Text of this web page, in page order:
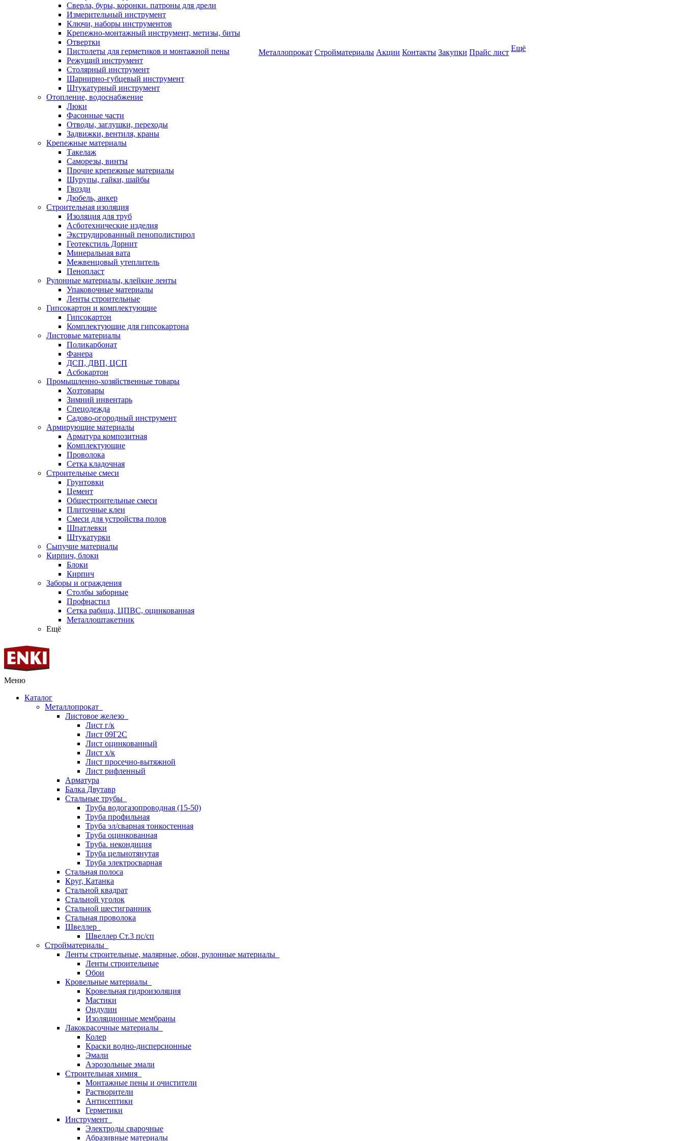
Сверла, буры, коронки. патроны для дрели
Измерительный инструмент
Ключи, наборы инструментов
Крепежно-монтажный инструмент, метизы, биты
Отвертки
Пистолеты для герметиков и монтажной пены
Режущий инструмент
Столярный инструмент
Шарнирно-губцевый инструмент
Штукатурный инструмент
Отопление, водоснабжение
Люки
Фасонные части
Отводы, заглушки, переходы
Задвижки, вентиля, краны
Крепежные материалы
Такелаж
Саморезы, винты
Прочие крепежные материалы
Шурупы, гайки, шайбы
Гвозди
Дюбель, анкер
Строительная изоляция
Изоляция для труб
Асботехнические изделия
Экструдированный пенополистирол
Геотекстиль Дорнит
Минеральная вата
Межвенцовый утеплитель
Пенопласт
Рулонные материалы, клейкие ленты
Упаковочные материалы
Ленты строительные
Гипсокартон и комплектующие
Гипсокартон
Комплектующие для гипсокартона
Листовые материалы
Поликарбонат
Фанера
ДСП, ДВП, ЦСП
Асбокартон
Промышленно-хозяйственные товары
Хозтовары
Зимний инвентарь
Спецодежда
Садово-огородный инструмент
Армирующие материалы
Арматура композитная
Комплектующие
Проволока
Сетка кладочная
Строительные смеси
Грунтовки
Цемент
Общестроительные смеси
Плиточные клеи
Смеси для устройства полов
Шпатлевки
Штукатурки
Сыпучие материалы
Кирпич, блоки
Блоки
Кирпич
Заборы и ограждения
Столбы заборные
Профнастил
Сетка рабица, ЦПВС, оцинкованная
Металлоштакетник
Ещё
Металлопрокат Стройматериалы Акции Контакты Закупки Прайс лист Ещё
Меню
Каталог
Металлопрокат
Листовое железо
Лист г/к
Лист 09Г2С
Лист оцинкованный
Лист х/к
Лист просечно-вытяжной
Лист рифленный
Арматура
Балка Двутавр
Стальные трубы
Труба водогазопроводная (15-50)
Труба профильная
Труба эл/сварная тонкостенная
Труба оцинкованная
Труба. некондиция
Труба цельнотянутая
Труба электросварная
Стальная полоса
Круг, Катанка
Стальной квадрат
Стальной уголок
Стальной шестигранник
Стальная проволока
Швеллер
Швеллер Ст.3 пс/сп
Стройматериалы
Ленты строительные, малярные, обои, рулонные материалы
Ленты строительные
Обои
Кровельные материалы
Кровельная гидроизоляция
Мастики
Ондулин
Изоляционные мембраны
Лакокрасочные материалы
Колер
Краски водно-дисперсионные
Эмали
Аэрозольные эмали
Строительная химия
Монтажные пены и очистители
Растворители
Антисептики
Герметики
Инструмент
Электроды сварочные
Абразивные материалы